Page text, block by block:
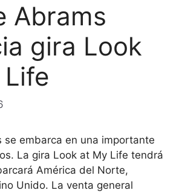
Abrams
gira Look
se embarca en una importante
La gira Look at My Life tendrá
América del Norte,
Unido. La venta general